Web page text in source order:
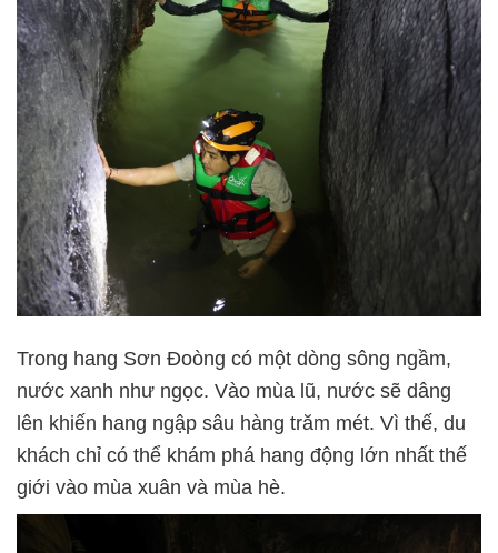
Trong hang Sơn Đoòng có một dòng sông ngầm,
nước xanh như ngọc. Vào mùa lũ, nước sẽ dâng
lên khiến hang ngập sâu hàng trăm mét. Vì thế, du
khách chỉ có thể khám phá hang động lớn nhất thế
giới vào mùa xuân và mùa hè.